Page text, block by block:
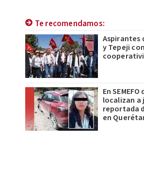
Te recomendamos:
Aspirantes
y Tepeji
En
localizan a
reportada
en